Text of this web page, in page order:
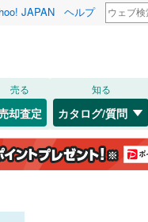
JAPAN ヘルプ
売る
却査定
知る
カタログ/質問